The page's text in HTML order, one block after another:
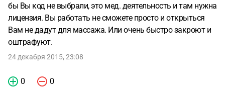
бы Вы код не выбрали, это мед. деятельность и там нужна
лицензия. Вы работать не сможете просто и открыться
Вам не дадут для массажа. Или очень быстро закроют и
оштрафуют.
24 декабря 2015, 23:08
0 0